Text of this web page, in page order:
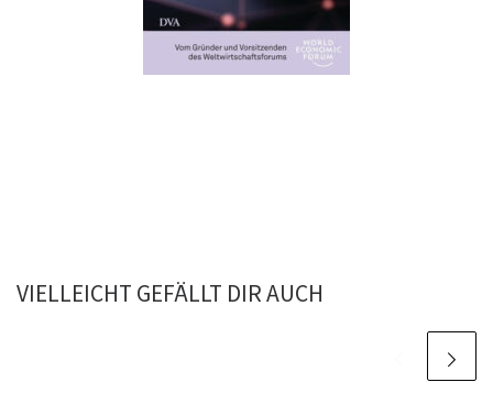
VIELLEICHT GEFÄLLT DIR AUCH